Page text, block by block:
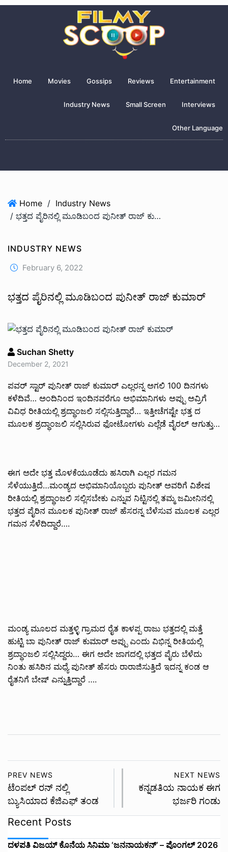
Home Movies Gossips Reviews Entertainment
Industry News Small Screen Interviews
Other Language
Home / Industry News
/ ಭತ್ತದ ಪೈರಿನಲ್ಲಿ ಮೂಡಿ‌ಬಂದ ಪುನೀತ್ ರಾಜ್ ಕುಮಾರ್
INDUSTRY NEWS
February 6, 2022
ಭತ್ತದ ಪೈರಿನಲ್ಲಿ ಮೂಡಿ‌ಬಂದ ಪುನೀತ್ ರಾಜ್ ಕುಮಾರ್
Suchan Shetty
December 2, 2021
ಪವರ್ ಸ್ಟಾರ್ ಪುನೀತ್ ರಾಜ್ ಕುಮಾರ್ ಎಲ್ಲರನ್ನ ಅಗಲಿ 100 ದಿನಗಳು
ಕಳೆದಿವೆ… ಅಂದಿನಿಂದ ಇಂದಿನವರೆಗೂ ಅಭಿಮಾನಿಗಳು ಅಪ್ಪು ಅವ್ರಿಗೆ
ವಿವಿಧ ರೀತಿಯಲ್ಲಿ ಶ್ರದ್ಧಾಂಜಲಿ ಸಲ್ಲಿಸುತ್ತಿದ್ದಾರೆ… ಇತ್ತೀಚೆಗಷ್ಟೇ ಭತ್ತ ದ
ಮೂಲಕ ಶ್ರದ್ಧಾಂಜಲಿ ಸಲ್ಲಿಸಿರುವ ಫೋಟೋಗಳು ಎಲ್ಲೆಡೆ ವೈರಲ್ ಆಗುತ್ತು…
ಈಗ ಅದೇ ಭತ್ತ ಮೊಳಕೆಯೂಡೆದು ಹಸಿರಾಗಿ ಎಲ್ಲರ ಗಮನ
ಸೆಳೆಯುತ್ತಿದೆ…ಮಂಡ್ಯದ ಅಭಿಮಾನಿಯೊಬ್ಬರು ಪುನೀತ್ ಅವರಿಗೆ ವಿಶೇಷ
ರೀತಿಯಲ್ಲಿ ಶ್ರದ್ಧಾಂಜಲಿ ಸಲ್ಲಿಸಬೇಕು ಎನ್ನುವ ನಿಟ್ಟಿನಲ್ಲಿ ತಮ್ಮ ಜಮೀನಿನಲ್ಲಿ
ಭತ್ತದ ಪೈರಿನ ಮೂಲಕ ಪುನೀತ್ ರಾಜ್ ಹೆಸರನ್ನ ಬೆಳೆಸುವ ಮೂಲಕ ಎಲ್ಲರ
ಗಮನ ಸೆಳೆದಿದ್ದಾರೆ….
ಮಂಡ್ಯ ಮೂಲದ ಮತ್ತಳ್ಳಿ ಗ್ರಾಮದ ರೈತ ಕಾಳಪ್ಪ ರಾಜು ಭತ್ತದಲ್ಲಿ ಮತ್ತೆ
ಹುಟ್ಟಿ ಬಾ ಪುನೀತ್ ರಾಜ್ ಕುಮಾರ್ ಅಪ್ಪು ಎಂದು ವಿಭಿನ್ನ ರೀತಿಯಲ್ಲಿ
ಶ್ರದ್ಧಾಂಜಲಿ ಸಲ್ಲಿಸಿದ್ದರು… ಈಗ ಅದೇ ಜಾಗದಲ್ಲಿ ಭತ್ತದ ಪೈರು ಬೆಳೆದು
ನಿಂತು ಹಸಿರಿನ ಮಧ್ಯೆ ಪುನೀತ್ ಹೆಸರು ರಾರಾಜಿಸುತ್ತಿದೆ ಇದನ್ನ ಕಂಡ ಆ
ರೈತನಿಗೆ ಬೇಷ್ ಎನ್ನುತ್ತಿದ್ದಾರೆ ….
PREV NEWS
ಟೆಂಪಲ್ ರನ್ ನಲ್ಲಿ
ಬ್ಯುಸಿಯಾದ ಕೆಜಿಎಫ್ ತಂಡ
NEXT NEWS
ಕನ್ನಡತಿಯ ನಾಯಕ ಈಗ
ಭರ್ಜರಿ ಗಂಡು
Recent Posts
ದಳಪತಿ ವಿಜಯ್‌ ಕೊನೆಯ ಸಿನಿಮಾ ‘ಜನನಾಯಕನ್’ – ಪೊಂಗಲ್ 2026